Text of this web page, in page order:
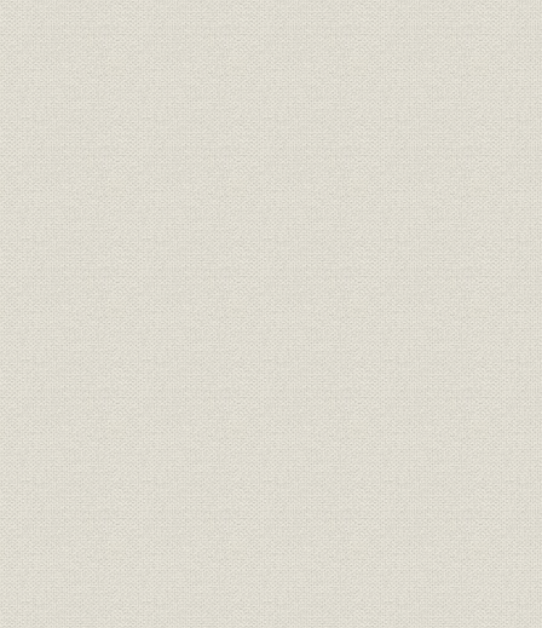
4 毛製品部門ノ 拡充
5 原料輸入ノ 開拓
6 在華事業ノ 伸張
7 インド店ノ 再開ト 日印会商
8 蘭印市場ノ 開拓
9 バンコク店ノ 開設
10 業容ノ 拡大
D 日華事変ト 戦時体制ノ 進展
1 戦時統制ノ 強化ト 繊維業界
2 日華事変下ノ 当社営業活動
3 戦時下ノ 海外店
4 社内体制ト 業容
III 三興・大建産業時代